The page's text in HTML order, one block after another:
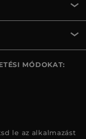
MÓDOKAT:
le az alkalmazást